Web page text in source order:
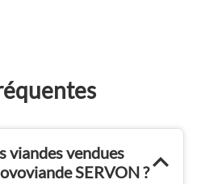
viandes vendues
SERVON ?